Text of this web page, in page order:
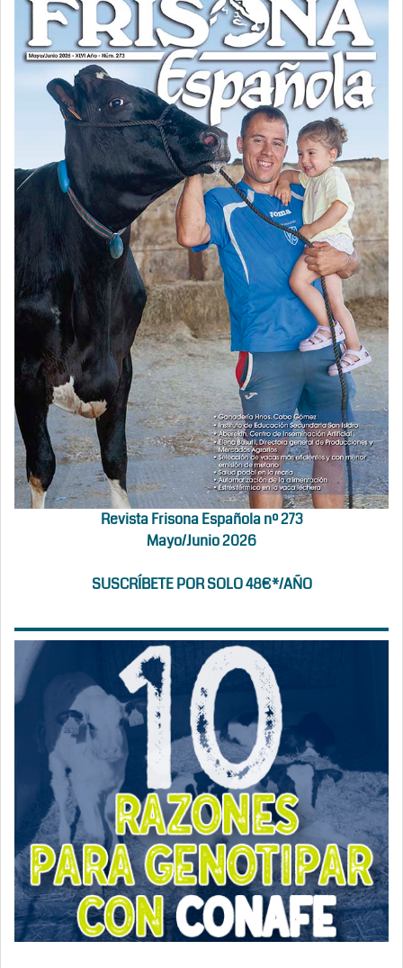
Revista Frisona Española nº 273
Mayo/Junio 2026
SUSCRÍBETE POR SOLO 48€*/AÑO